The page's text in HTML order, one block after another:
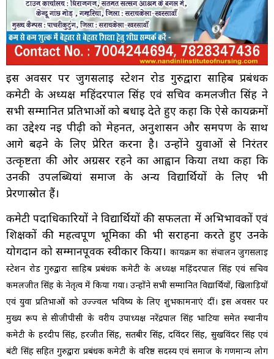
इस अवसर पर जुगसलाई स्टेशन रोड गुरुद्वारा साहिब प्रबंधक
कमेटी के अध्यक्ष महिंदरपाल सिंह एवं सचिव कमलजीत सिंह ने
सभी सम्मानित प्रतिभाओं को बधाई देते हुए कहा कि ऐसे कार्यक्रमों
का उद्देश्य नई पीढ़ी को मेहनत, अनुशासन और समर्पण के साथ
आगे बढ़ने के लिए प्रेरित करना है। उन्होंने युवाओं से निरंतर
उत्कृष्टता की ओर अग्रसर रहने का आह्वान किया तथा कहा कि
उनकी उपलब्धियां समाज के अन्य विद्यार्थियों के लिए भी
प्रेरणास्रोत हैं।
कमेटी पदाधिकारियों ने विद्यार्थियों की सफलता में अभिभावकों एवं
शिक्षकों की महत्वपूर्ण भूमिका की भी सराहना करते हुए उनके
योगदान को सम्मानपूर्वक स्वीकार किया। कार्यक्रम का संचालन जुगसलाई
स्टेशन रोड गुरुद्वारा साहिब प्रबंधक कमेटी के अध्यक्ष महिंदरपाल सिंह एवं सचिव
कमलजीत सिंह के नेतृत्व में किया गया। उन्होंने सभी सम्मानित विद्यार्थियों, खिलाड़ियों
एवं युवा प्रतिभाओं को उज्ज्वल भविष्य के लिए शुभकामनाएं दीं। इस अवसर पर
मुख्य रूप से सीजीपीसी के वरीय उपाध्यक्ष नरेंद्रपाल सिंह भाटिया समेत स्थानीय
कमेटी के हरदीप सिंह, हरजीत सिंह, सतबीर सिंह, दविंदर सिंह, सुखविंदर सिंह एवं
बंटी सिंह सहित गुरुद्वारा प्रबंधक कमेटी के वरिष्ठ सदस्य एवं समाज के गणमान्य लोग